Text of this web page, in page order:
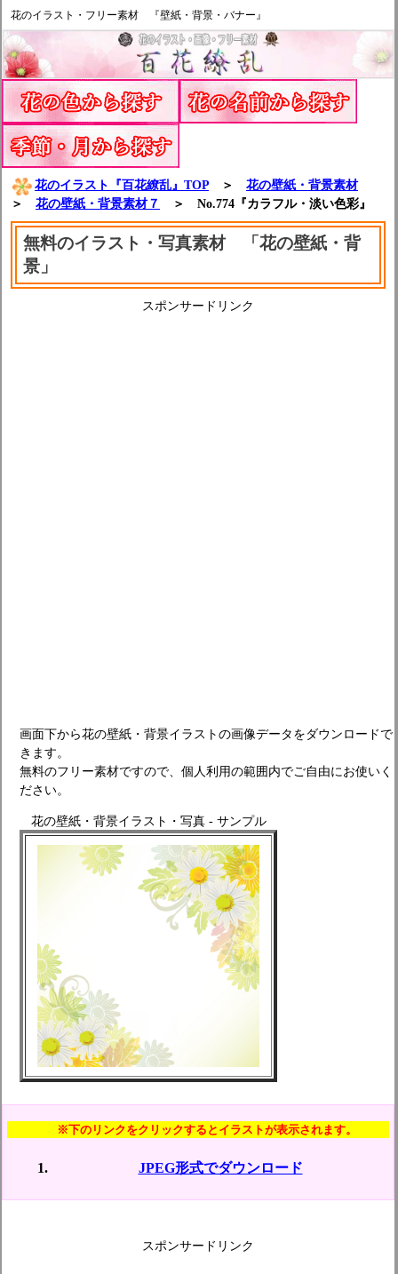
花のイラスト・フリー素材 『壁紙・背景・バナー』
花のイラスト『百花繚乱』TOP ＞ 花の壁紙・背景素材
＞ 花の壁紙・背景素材７ ＞ No.774『カラフル・淡い色彩』
無料のイラスト・写真素材 「花の壁紙・背
景」
スポンサードリンク
画面下から花の壁紙・背景イラストの画像データをダウンロードで
きます。
無料のフリー素材ですので、個人利用の範囲内でご自由にお使いく
ださい。
花の壁紙・背景イラスト・写真 - サンプル
※下のリンクをクリックするとイラストが表示されます。
JPEG形式でダウンロード
スポンサードリンク